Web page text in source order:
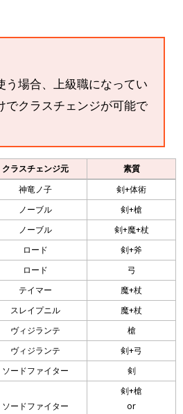
う場合、上級職になってい
でクラスチェンジが可能で
クラスチェンジ元
素質
神竜ノ子
剣+体術
ノーブル
剣+槍
ノーブル
剣+魔+杖
ロード
剣+斧
ロード
弓
テイマー
魔+杖
スレイプニル
魔+杖
ヴィジランテ
槍
ヴィジランテ
剣+弓
ソードファイター 剣
ソードファイター
剣+槍
or